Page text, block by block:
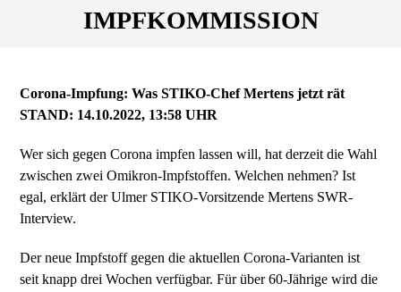
IMPFKOMMISSION
Corona-Impfung: Was STIKO-Chef Mertens jetzt rät
STAND: 14.10.2022, 13:58 UHR
Wer sich gegen Corona impfen lassen will, hat derzeit die Wahl
zwischen zwei Omikron-Impfstoffen. Welchen nehmen? Ist
egal, erklärt der Ulmer STIKO-Vorsitzende Mertens SWR-
Interview.
Der neue Impfstoff gegen die aktuellen Corona-Varianten ist
seit knapp drei Wochen verfügbar. Für über 60-Jährige wird die